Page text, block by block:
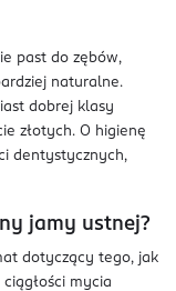
past do zębów,
naturalne.
dobrej klasy
złotych. O higienę
dentystycznych,
jamy ustnej?
dotyczący tego, jak
mycia